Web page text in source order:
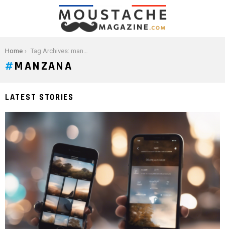
You are here:
Home Tag Archives: manzana
MANZANA
LATEST STORIES